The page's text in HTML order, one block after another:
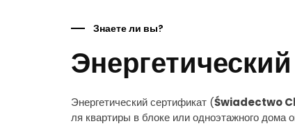
Знаете ли вы?
Энергетический сертификат (Świadectwo
ля квартиры в блоке или одноэтажного дома